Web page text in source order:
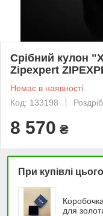
Срібний кулон
Zipexpert
Немає в наявності
Код: 133198
Роздріб
8 570 ₴
При купівлі
для